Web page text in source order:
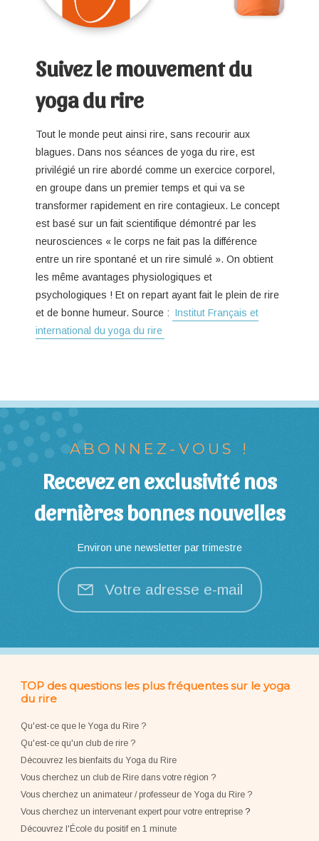
Suivez le mouvement du
yoga du rire
Tout le monde peut ainsi rire, sans recourir aux
blagues. Dans nos séances de yoga du rire, est
privilégié un rire abordé comme un exercice corporel,
en groupe dans un premier temps et qui va se
transformer rapidement en rire contagieux. Le concept
est basé sur un fait scientifique démontré par les
neurosciences « le corps ne fait pas la différence
entre un rire spontané et un rire simulé ». On obtient
les même avantages physiologiques et
psychologiques ! Et on repart ayant fait le plein de rire
et de bonne humeur. Source : Institut Français et
international du yoga du rire
ABONNEZ-VOUS !
Recevez en exclusivité nos
dernières bonnes nouvelles
Environ une newsletter par trimestre
Votre adresse e-mail
TOP des questions les plus fréquentes sur le yoga
du rire
Qu'est-ce que le Yoga du Rire ?
Qu'est-ce qu'un club de rire ?
Découvrez les bienfaits du Yoga du Rire
Vous cherchez un club de Rire dans votre région ?
Vous cherchez un animateur / professeur de Yoga du Rire ?
Vous cherchez un intervenant expert pour votre entreprise?
Découvrez l'École du positif en 1 minute